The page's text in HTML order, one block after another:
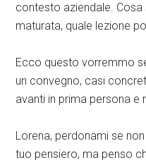
contesto aziendale. Cosa
maturata, quale lezione
Ecco questo vorremmo
un convegno, casi
avanti in prima persona e
Lorena, perdonami se
tuo pensiero, ma penso